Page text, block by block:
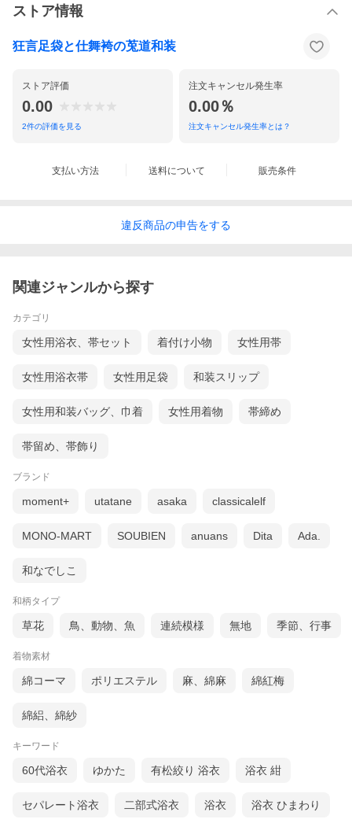
ストア情報
狂言足袋と仕舞袴の莵道和装
ストア評価
0.00
2件の評価を見る
注文キャンセル発生率
0.00％
注文キャンセル発生率とは？
支払い方法 送料について 販売条件
違反商品の申告をする
関連ジャンルから探す
カテゴリ
女性用浴衣、帯セット 着付け小物 女性用帯
女性用浴衣帯 女性用足袋 和装スリップ
女性用和装バッグ、巾着 女性用着物 帯締め
帯留め、帯飾り
ブランド
moment+ utatane asaka classicalelf
MONO-MART SOUBIEN anuans Dita Ada.
和なでしこ
和柄タイプ
草花 鳥、動物、魚 連続模様 無地 季節、行事
着物素材
綿コーマ ポリエステル 麻、綿麻 綿紅梅
綿絽、綿紗
キーワード
60代浴衣 ゆかた 有松絞り 浴衣 浴衣 紺
セパレート浴衣 二部式浴衣 浴衣 浴衣 ひまわり